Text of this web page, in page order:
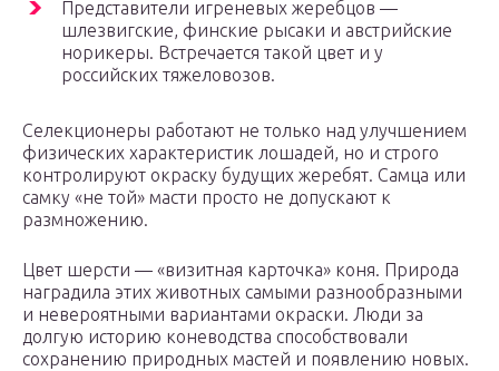
Представители игреневых жеребцов —
шлезвигские, финские рысаки и австрийские
норикеры. Встречается такой цвет и у
российских тяжеловозов.
Селекционеры работают не только над улучшением
физических характеристик лошадей, но и строго
контролируют окраску будущих жеребят. Самца или
самку «не той» масти просто не допускают к
размножению.
Цвет шерсти — «визитная карточка» коня. Природа
наградила этих животных самыми разнообразными
и невероятными вариантами окраски. Люди за
долгую историю коневодства способствовали
сохранению природных мастей и появлению новых.